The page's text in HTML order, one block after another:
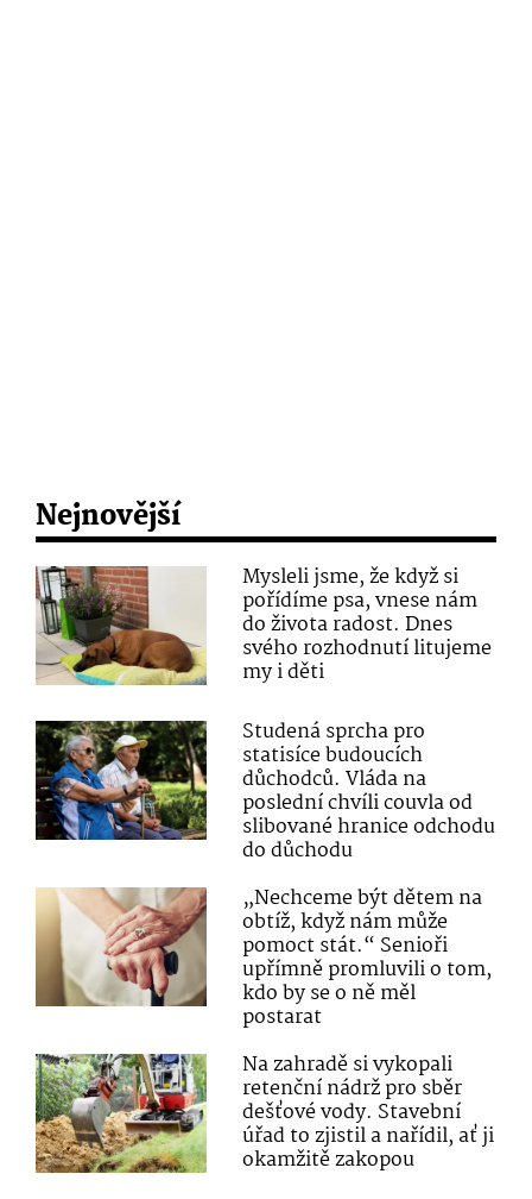
Nejnovější
Mysleli jsme, že když si
pořídíme psa, vnese nám
do života radost. Dnes
svého rozhodnutí litujeme
my i děti
Studená sprcha pro
statisíce budoucích
důchodců. Vláda na
poslední chvíli couvla od
slibované hranice odchodu
do důchodu
„Nechceme být dětem na
obtíž, když nám může
pomoct stát.“ Senioři
upřímně promluvili o tom,
kdo by se o ně měl
postarat
Na zahradě si vykopali
retenční nádrž pro sběr
dešťové vody. Stavební
úřad to zjistil a nařídil, ať ji
okamžitě zakopou